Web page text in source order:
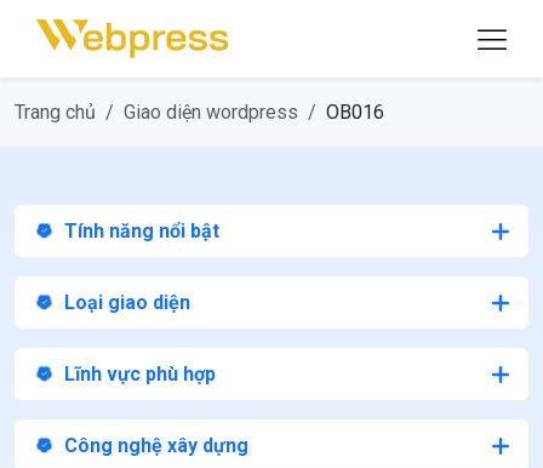
Trang chủ Giao diện wordpress OB016
Tính năng nổi bật
Loại giao diện
Lĩnh vực phù hợp
Công nghệ xây dựng